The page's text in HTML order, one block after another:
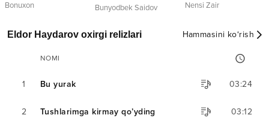
Bonuxon
Bunyodbek Saidov
Nensi Zair
Eldor Haydarov oxirgi relizlari Hammasini ko‘rish
NOMI
1 Bu yurak 03:24
2 Tushlarimga kirmay qo’yding 03:12